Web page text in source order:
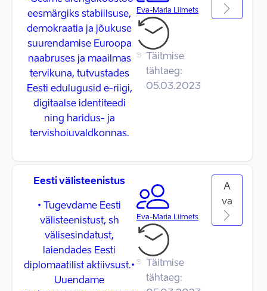
eesmärgiks stabiilsuse,
demokraatia ja jõukuse
suurendamise Euroopa
naabruses ja maailmas
tervikuna, tutvustades
Eesti edulugusid e-riigi,
digitaalse identiteedi
ning haridus- ja
tervishoiuvaldkonnas.
Eva-Maria Liimets
Täitmise
tähtaeg:
05.03.2023
Eesti välisteenistus
• Tugevdame Eesti
välisteenistust, sh
välisesindatust,
laiendades Eesti
diplomaatilist aktiivsust.•
Uuendame
Eva-Maria Liimets
Täitmise
tähtaeg:
A
va